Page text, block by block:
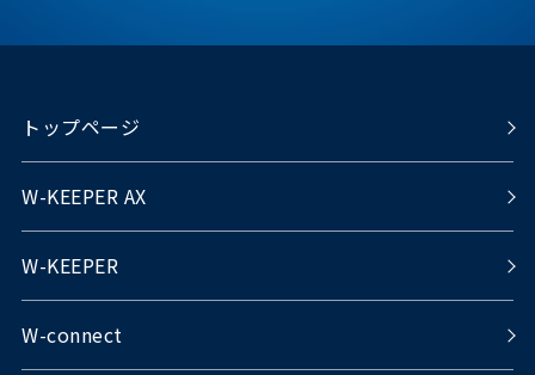
トップページ
W-KEEPER AX
W-KEEPER
W-connect